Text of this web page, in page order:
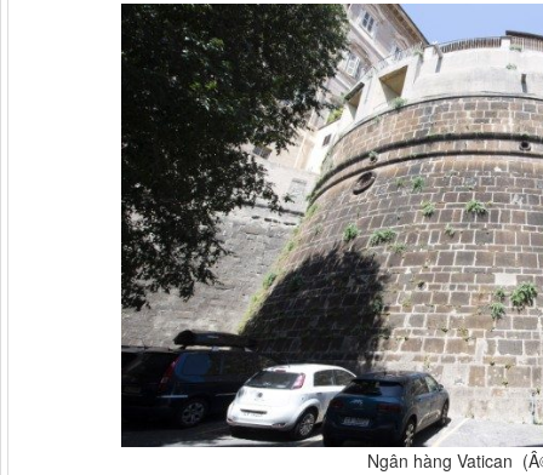
Ngân hàng Vatican